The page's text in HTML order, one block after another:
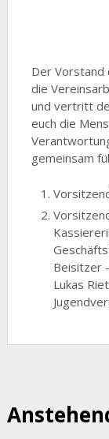
Der Vorstand
die
und vertritt
euch die
gemeinsam
Beisitzer
Lukas